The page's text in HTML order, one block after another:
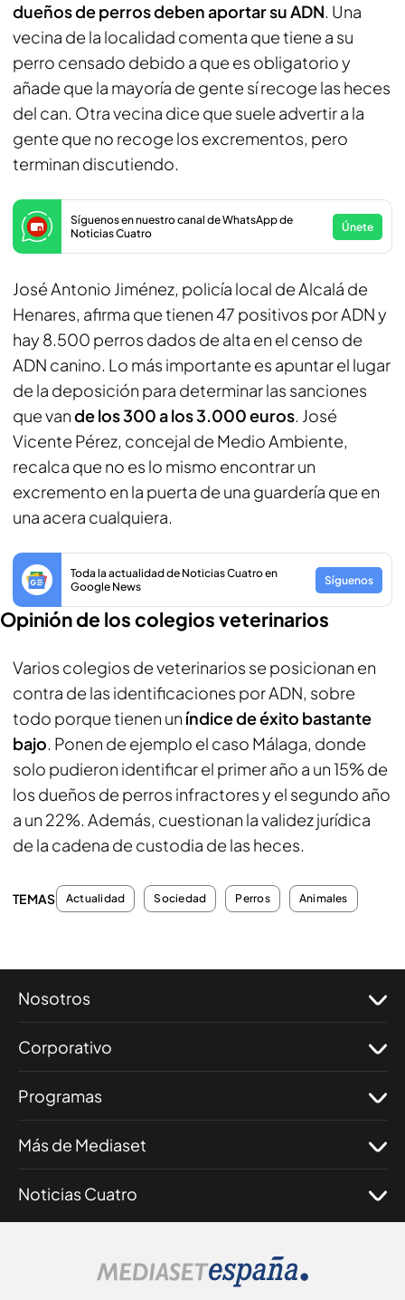
dueños de perros deben aportar su ADN. Una
vecina de la localidad comenta que tiene a su
perro censado debido a que es obligatorio y
añade que la mayoría de gente sí recoge las heces
del can. Otra vecina dice que suele advertir a la
gente que no recoge los excrementos, pero
terminan discutiendo.
Síguenos en nuestro canal de WhatsApp de
Noticias Cuatro
Únete
José Antonio Jiménez, policía local de Alcalá de
Henares, afirma que tienen 47 positivos por ADN y
hay 8.500 perros dados de alta en el censo de
ADN canino. Lo más importante es apuntar el lugar
de la deposición para determinar las sanciones
que vande los 300 a los 3.000 euros. José
Vicente Pérez, concejal de Medio Ambiente,
recalca que no es lo mismo encontrar un
excremento en la puerta de una guardería que en
una acera cualquiera.
Toda la actualidad de Noticias Cuatro en
Google News
Síguenos
Opinión de los colegios veterinarios
Varios colegios de veterinarios se posicionan en
contra de las identificaciones por ADN, sobre
todo porque tienen un índice de éxito bastante
bajo. Ponen de ejemplo el caso Málaga, donde
solo pudieron identificar el primer año a un 15% de
los dueños de perros infractores y el segundo año
a un 22%. Además, cuestionan la validez jurídica
de la cadena de custodia de las heces.
TEMAS Actualidad Sociedad Perros Animales
Nosotros
Corporativo
Programas
Más de Mediaset
Noticias Cuatro